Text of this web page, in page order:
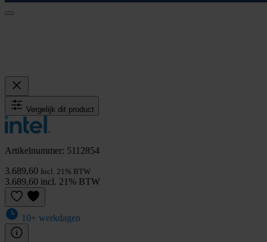
Vergelijk dit product
Artikelnummer: 5112854
3.689,60 Incl. 21% BTW
3.689,60 incl. 21% BTW
10+ werkdagen